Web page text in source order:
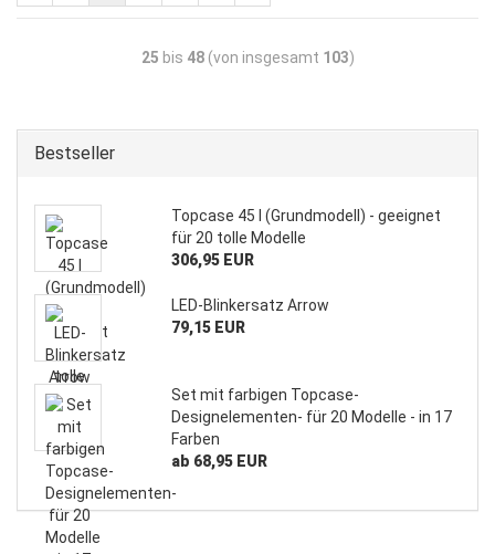
25 bis 48(von insgesamt 103)
Bestseller
Topcase 45 l (Grundmodell) - geeignet
für 20 tolle Modelle
306,95 EUR
LED-Blinkersatz Arrow
79,15 EUR
Set mit farbigen Topcase-
Designelementen- für 20 Modelle - in 17
Farben
ab 68,95 EUR